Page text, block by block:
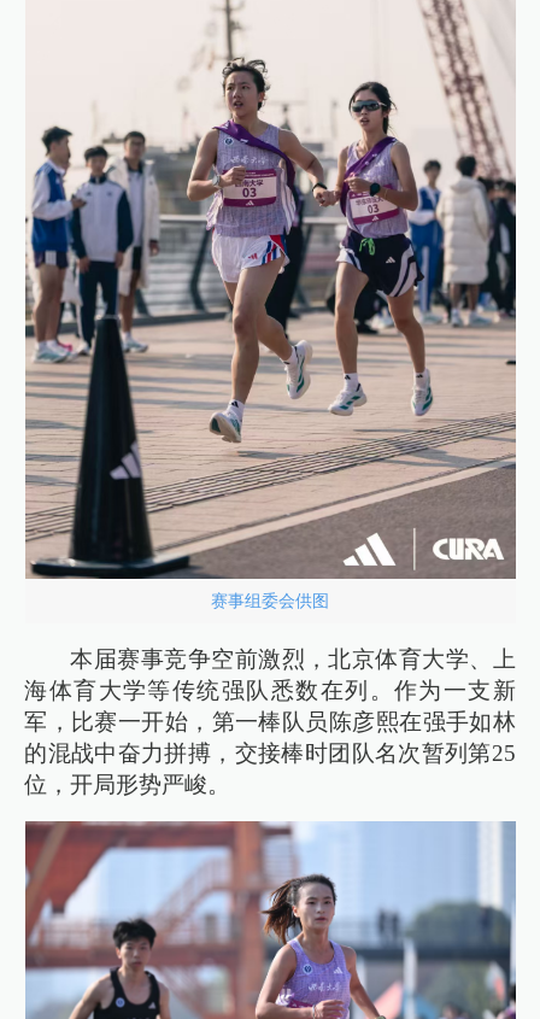
赛事组委会供图
本届赛事竞争空前激烈，北京体育大学、上
海体育大学等传统强队悉数在列。作为一支新
军，比赛一开始，第一棒队员陈彦熙在强手如林
的混战中奋力拼搏，交接棒时团队名次暂列第25
位，开局形势严峻。